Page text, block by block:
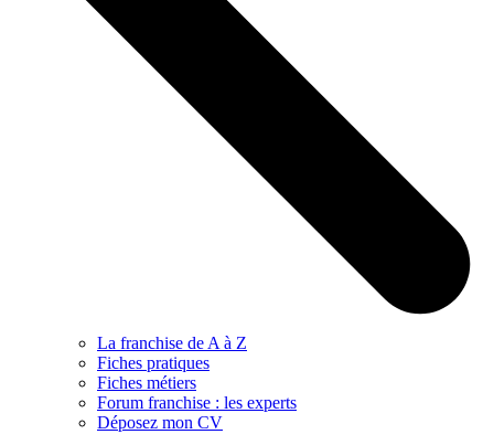
La franchise de A à Z
Fiches pratiques
Fiches métiers
Forum franchise : les experts
Déposez mon CV